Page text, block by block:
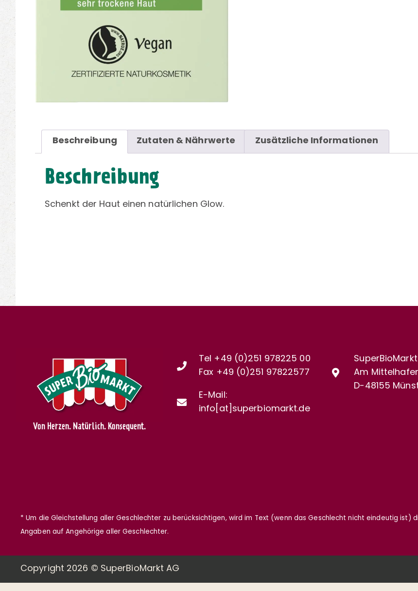
Beschreibung Zutaten & Nährwerte Zusätzliche Informationen
Beschreibung
Schenkt der Haut einen natürlichen Glow.
Von Herzen. Natürlich. Konsequent.
Tel +49 (0)251 978225 00
Fax +49 (0)251 97822577
E-Mail:
info[at]superbiomarkt.de
SuperBioMarkt
Am
D-48155
* Um die Gleichstellung aller Geschlechter zu berücksichtigen, wird im Text (wenn das Geschlecht nicht eindeutig ist)
Angaben auf Angehörige aller Geschlechter.
Copyright 2026 © SuperBioMarkt AG